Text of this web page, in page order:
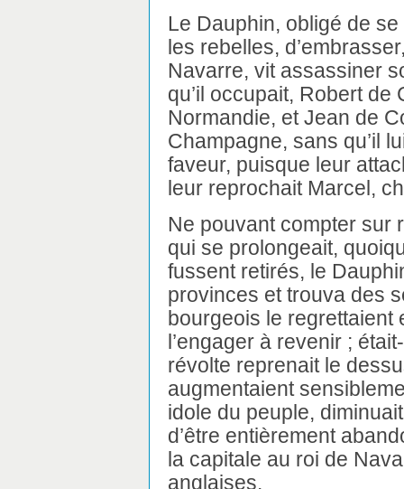
Le Dauphin, obligé de
les rebelles,
Navarre, vit assassiner
qu’il occupait, Robert
Normandie, et Jean de
Champagne, sans qu’il
faveur, puisque leur
leur reprochait Marcel,
Ne pouvant compter sur
qui se prolongeait,
fussent retirés, le
provinces et trouva des
bourgeois le regrettaient
l’engager à revenir ;
révolte reprenait le
augmentaient
idole du peuple,
d’être entièrement
la capitale au roi de
anglaises.